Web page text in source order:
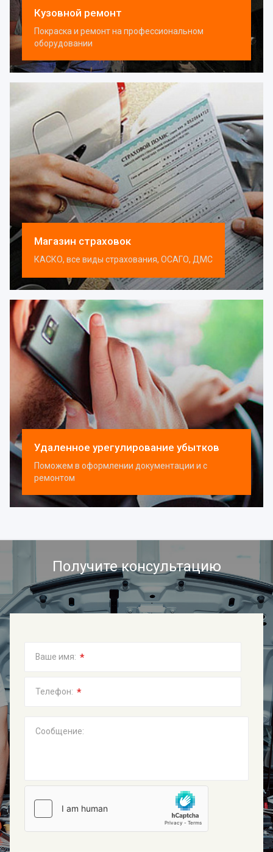
Кузовной ремонт
Покраска и ремонт на профессиональном
оборудовании
Магазин страховок
КАСКО, все виды страхования, ОСАГО, ДМС
Удаленное урегулирование убытков
Поможем в оформлении документации и с
ремонтом
Получите консультацию
Ваше имя: *
Телефон: *
Сообщение: